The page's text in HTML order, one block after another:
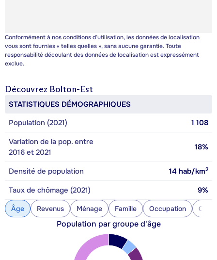
Conformément à nosconditions d’utilisation, les données de localisation
vous sont fournies « telles quelles », sans aucune garantie. Toute
responsabilité découlant des données de localisation est expressément
exclue.
Découvrez Bolton-Est
STATISTIQUES DÉMOGRAPHIQUES
Population (2021)
1 108
Variation de la pop. entre
2016 et 2021
18%
Densité de population 14 hab/km2
Taux de chômage (2021) 9%
Âge Revenus Ménage Famille Occupation
Population par groupe d'âge